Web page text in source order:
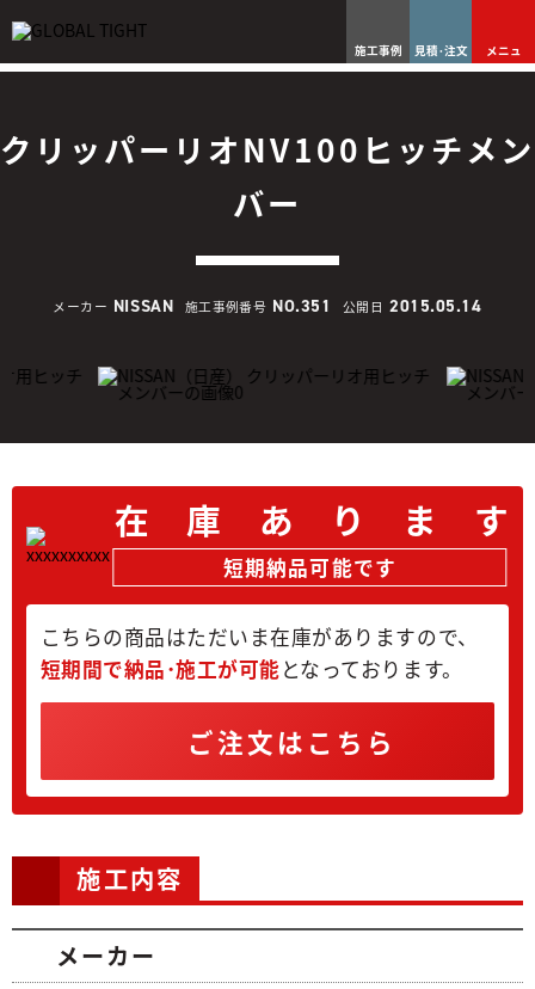
施工事例 見積･注文 メニュ
クリッパーリオNV100ヒッチメン
バー
メーカー NISSAN 施工事例番号 NO.351 公開日 2015.05.14
在 庫 あ り ま す
短期納品可能です
こちらの商品はただいま在庫がありますので、
短期間で納品･施工が可能となっております。
ご注文はこちら
施工内容
メーカー